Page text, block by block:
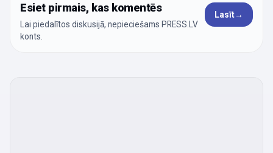
Esiet pirmais, kas komentēs
Lai piedalītos diskusijā, nepieciešams PRESS.LV
konts.
Lasīt→